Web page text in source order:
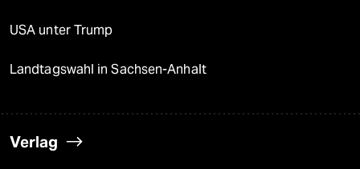
USA unter Trump
Landtagswahl in Sachsen-Anhalt
Verlag